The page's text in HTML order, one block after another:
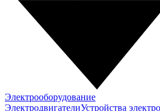
Электрооборудование
ЭлектродвигателиУстройства